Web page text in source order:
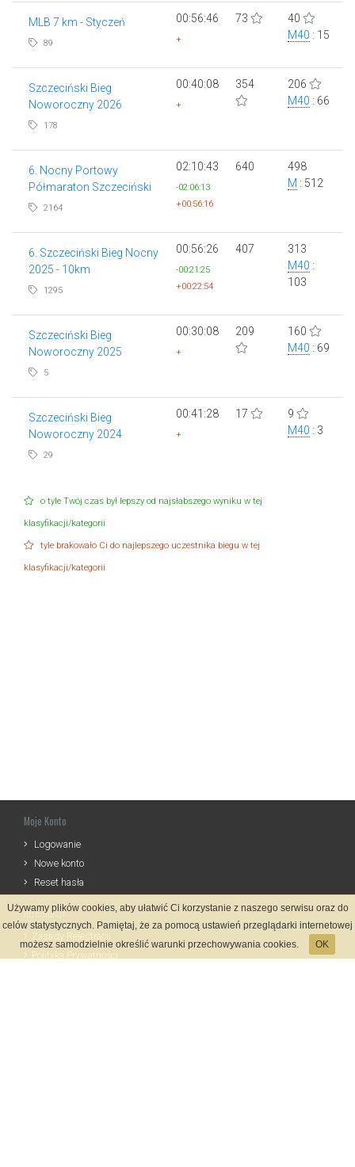
MLB 7 km - Styczeń
89
00:56:46
+
73
40
M40 : 15
Szczeciński Bieg
Noworoczny 2026
178
00:40:08
+
354
206
M40 : 66
6. Nocny Portowy
Półmaraton Szczeciński
2164
02:10:43
-02:06:13
+00:56:16
640
498
M : 512
6. Szczeciński Bieg Nocny
2025 - 10km
1295
00:56:26
-00:21:25
+00:22:54
407
313
M40 :
103
Szczeciński Bieg
Noworoczny 2025
5
00:30:08
+
209
160
M40 : 69
Szczeciński Bieg
Noworoczny 2024
29
00:41:28
+
17
9
M40 : 3
o tyle Twój czas był lepszy od najsłabszego wyniku w tej
klasyfikacji/kategorii
tyle brakowało Ci do najlepszego uczestnika biegu w tej
klasyfikacji/kategorii
Moje Konto
Logowanie
Nowe konto
Reset hasła
Informacje
Używamy plików cookies, aby ułatwić Ci korzystanie z naszego serwisu oraz do
celów statystycznych. Pamiętaj, że za pomocą ustawień przeglądarki internetowej
możesz samodzielnie określić warunki przechowywania cookies.
OK